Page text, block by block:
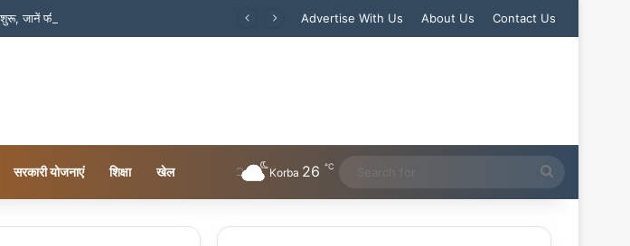
जानें फीस और जरूरी तारीखें Advertise With Us About Us Contact Us
सरकारी योजनाएं शिक्षा खेल Korba 26 ℃
for